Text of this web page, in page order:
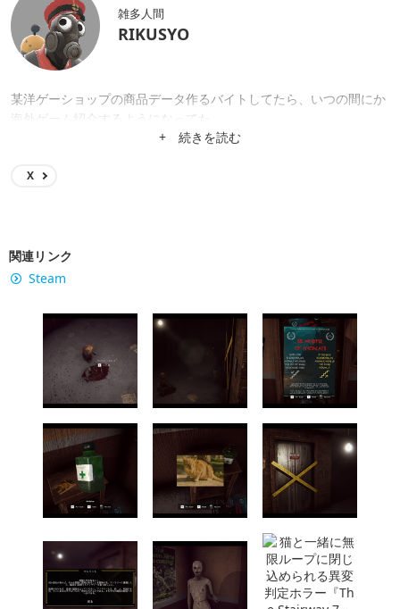
雑多人間
RIKUSYO
某洋ゲーショップの商品データ作るバイトしてたら、いつの間にか
海外ゲーム紹介するようになってた。
+ 続きを読む
X
関連リンク
Steam